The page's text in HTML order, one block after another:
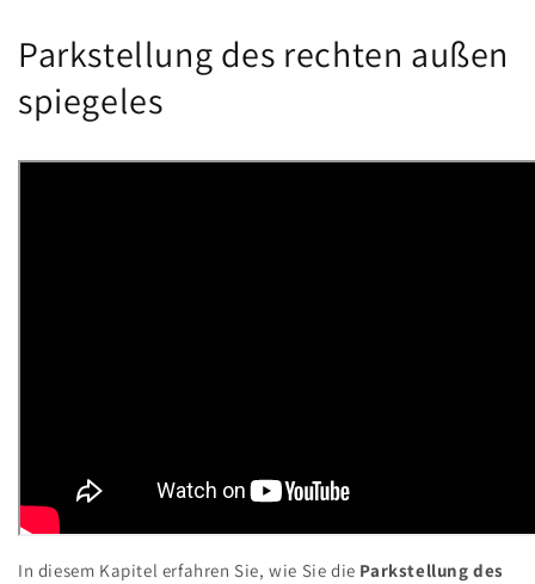
Parkstellung des rechten außen
spiegeles
In diesem Kapitel erfahren Sie, wie Sie die Parkstellung des